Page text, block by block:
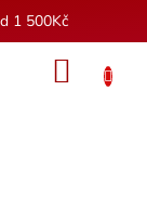
1 500Kč